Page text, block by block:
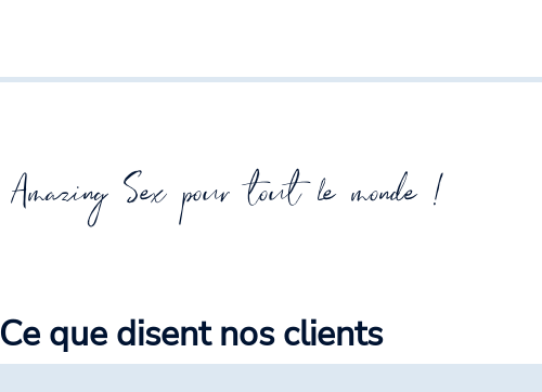
Amazing Sex pour tout le monde !
Ce que disent nos clients